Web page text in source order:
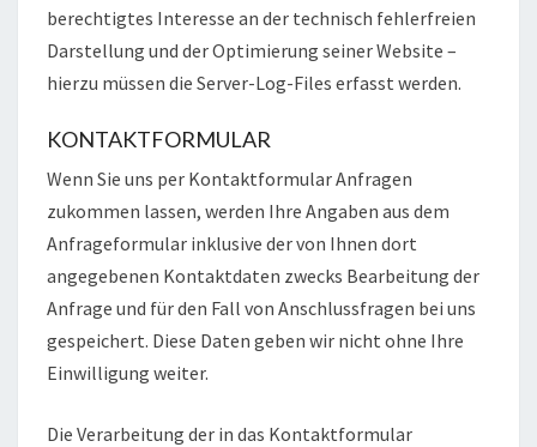
berechtigtes Interesse an der technisch fehlerfreien
Darstellung und der Optimierung seiner Website –
hierzu müssen die Server-Log-Files erfasst werden.
KONTAKTFORMULAR
Wenn Sie uns per Kontaktformular Anfragen
zukommen lassen, werden Ihre Angaben aus dem
Anfrageformular inklusive der von Ihnen dort
angegebenen Kontaktdaten zwecks Bearbeitung der
Anfrage und für den Fall von Anschlussfragen bei uns
gespeichert. Diese Daten geben wir nicht ohne Ihre
Einwilligung weiter.
Die Verarbeitung der in das Kontaktformular